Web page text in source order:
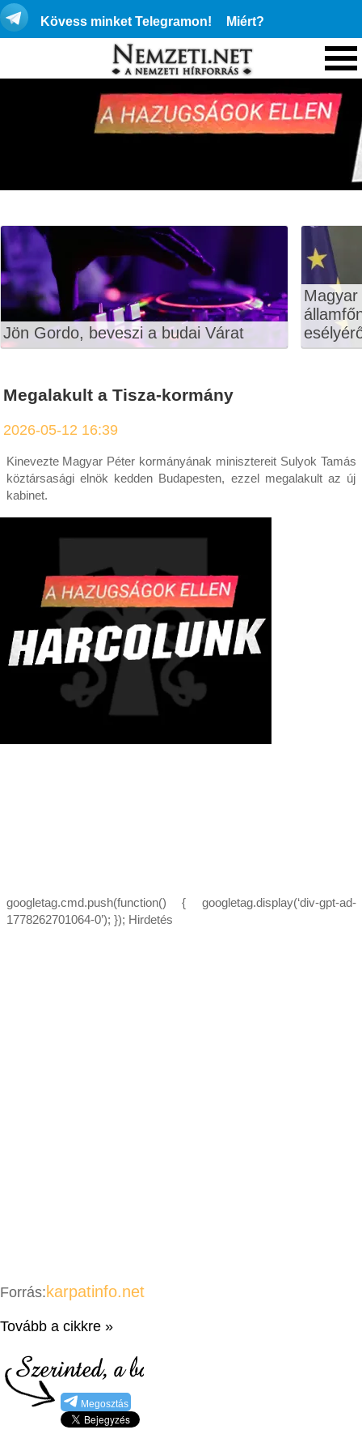
Kövess minket Telegramon! Miért?
Jön Gordo, beveszi a budai Várat
Megalakult a Tisza-kormány
2026-05-12 16:39
Kinevezte Magyar Péter kormányának minisztereit Sulyok Tamás
köztársasági elnök kedden Budapesten, ezzel megalakult az új
kabinet.
googletag.cmd.push(function() { googletag.display(‘div-gpt-ad-
1778262701064-0’); }); Hirdetés
Forrás: karpatinfo.net
Tovább a cikkre »
Megosztás